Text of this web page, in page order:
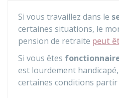
Si vous travaillez dans le
certaines situations, le
pension de retraite peut
Si vous êtes
est lourdement
certaines conditions partir